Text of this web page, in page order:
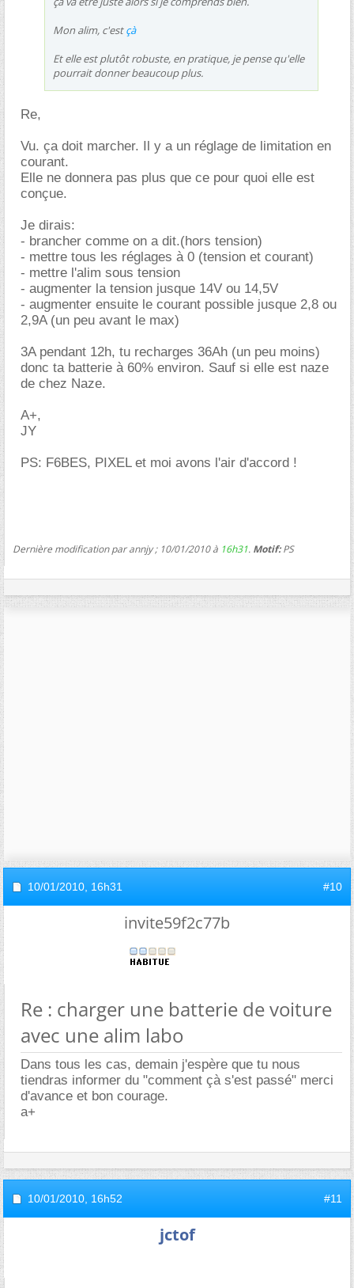
Mon alim, c'estçà
Et elle est plutôt robuste, en pratique, je pense qu'elle
pourrait donner beaucoup plus.
Re,
Vu. ça doit marcher. Il y a un réglage de limitation en
courant.
Elle ne donnera pas plus que ce pour quoi elle est
conçue.
Je dirais:
- brancher comme on a dit.(hors tension)
- mettre tous les réglages à 0 (tension et courant)
- mettre l'alim sous tension
- augmenter la tension jusque 14V ou 14,5V
- augmenter ensuite le courant possible jusque 2,8 ou
2,9A (un peu avant le max)
3A pendant 12h, tu recharges 36Ah (un peu moins)
donc ta batterie à 60% environ. Sauf si elle est naze
de chez Naze.
A+,
JY
PS: F6BES, PIXEL et moi avons l'air d'accord !
Dernière modification par annjy ; 10/01/2010 à 16h31. Motif:PS
10/01/2010, 16h31 #10
invite59f2c77b
Re : charger une batterie de voiture
avec une alim labo
Dans tous les cas, demain j'espère que tu nous
tiendras informer du "comment çà s'est passé" merci
d'avance et bon courage.
a+
10/01/2010, 16h52 #11
jctof